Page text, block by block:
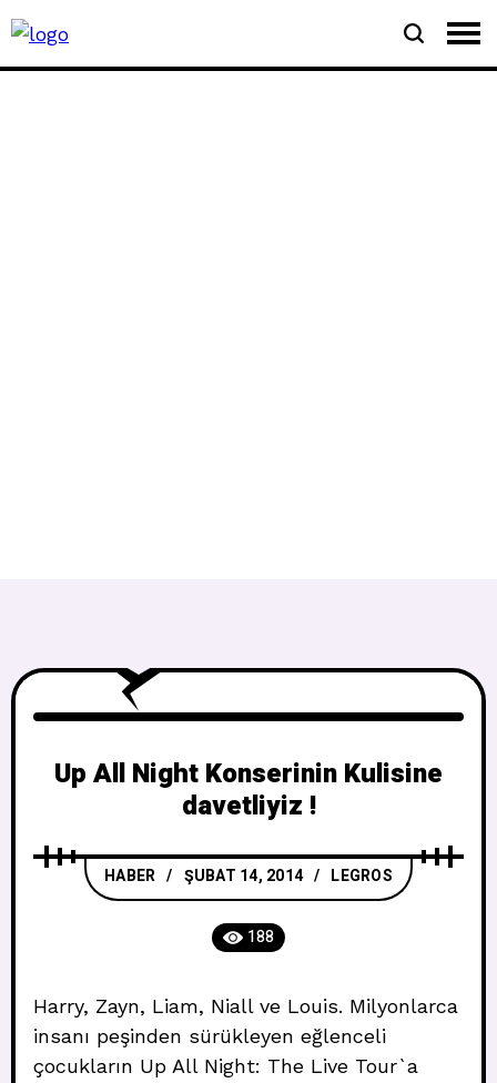
Up All Night Konserinin Kulisine
davetliyiz !
HABER ŞUBAT 14, 2014 LEGROS
188
Harry, Zayn, Liam, Niall ve Louis. Milyonlarca
insanı peşinden sürükleyen eğlenceli
çocukların Up All Night: The Live Tour`a